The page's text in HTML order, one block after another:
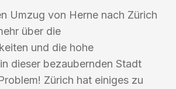
Umzug von Herne nach Zürich
über die
und die hohe
dieser bezaubernden Stadt
Zürich hat einiges zu